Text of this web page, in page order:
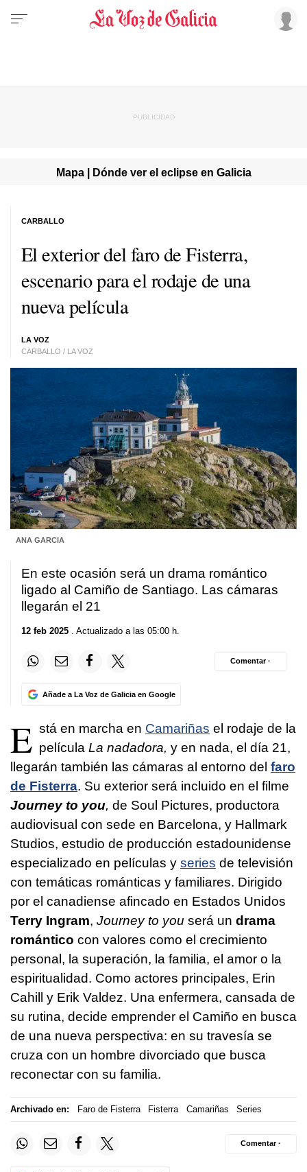
Mapa | Dónde ver el eclipse en Galicia
El exterior del faro de Fisterra,
escenario para el rodaje de una
nueva película
LA VOZ
CARBALLO / LA VOZ
CARBALLO
ANA GARCIA
En este ocasión será un drama romántico
ligado al Camiño de Santiago. Las cámaras
llegarán el 21
12 feb 2025 . Actualizado a las 05:00 h.
Añade a La Voz de Galicia en Google
Comentar ·
E stá en marcha en Camariñas el rodaje de la
película La nadadora, y en nada, el día 21,
llegarán también las cámaras al entorno del faro
de Fisterra. Su exterior será incluido en el filme
Journey to you, de Soul Pictures, productora
audiovisual con sede en Barcelona, y Hallmark
Studios, estudio de producción estadounidense
especializado en películas y series de televisión
con temáticas románticas y familiares. Dirigido
por el canadiense afincado en Estados Unidos
Terry Ingram, Journey to you será un drama
romántico con valores como el crecimiento
personal, la superación, la familia, el amor o la
espiritualidad. Como actores principales, Erin
Cahill y Erik Valdez. Una enfermera, cansada de
su rutina, decide emprender el Camiño en busca
de una nueva perspectiva: en su travesía se
cruza con un hombre divorciado que busca
reconectar con su familia.
Archivado en: Faro de Fisterra Fisterra Camariñas Series
Comentar ·